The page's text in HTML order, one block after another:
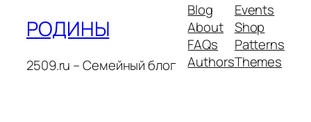
РОДИНЫ
2509.ru – Семейный блог
Blog
About
FAQs
Authors
Events
Shop
Patterns
Themes